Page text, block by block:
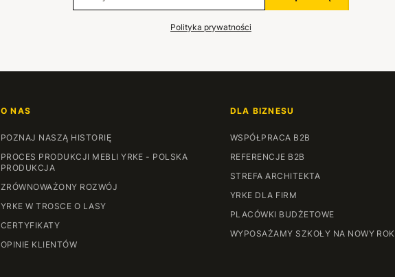
Polityka prywatności
O NAS
POZNAJ NASZĄ HISTORIĘ
PROCES PRODUKCJI MEBLI YRKE - POLSKA
PRODUKCJA
ZRÓWNOWAŻONY ROZWÓJ
YRKE W TROSCE O LASY
CERTYFIKATY
OPINIE KLIENTÓW
DLA BIZNESU
WSPÓŁPRACA B2B
REFERENCJE B2B
STREFA ARCHITEKTA
YRKE DLA FIRM
PLACÓWKI BUDŻETOWE
WYPOSAŻAMY SZKOŁY NA NOWY ROK